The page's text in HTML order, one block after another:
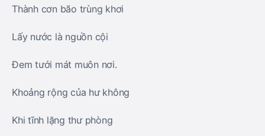
Thành cơn bão trùng khơi
Lấy nước là nguồn cội
Đem tưới mát muôn nơi.
Khoảng rộng của hư không
Khi tĩnh lặng thư phòng